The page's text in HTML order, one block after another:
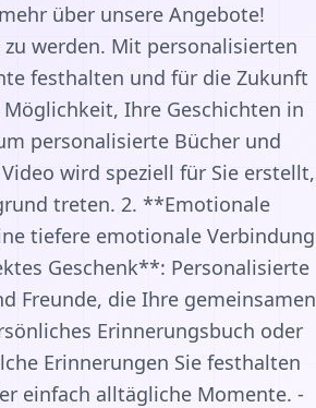
über unsere Angebote!
werden. Mit personalisierten
festhalten und für die Zukunft
Ihre Geschichten in
personalisierte Bücher und
wird speziell für Sie erstellt,
treten. 2. **Emotionale
tiefere emotionale Verbindung
Geschenk**: Personalisierte
Freunde, die Ihre gemeinsamen
Erinnerungsbuch oder
Erinnerungen Sie festhalten
einfach alltägliche Momente. -